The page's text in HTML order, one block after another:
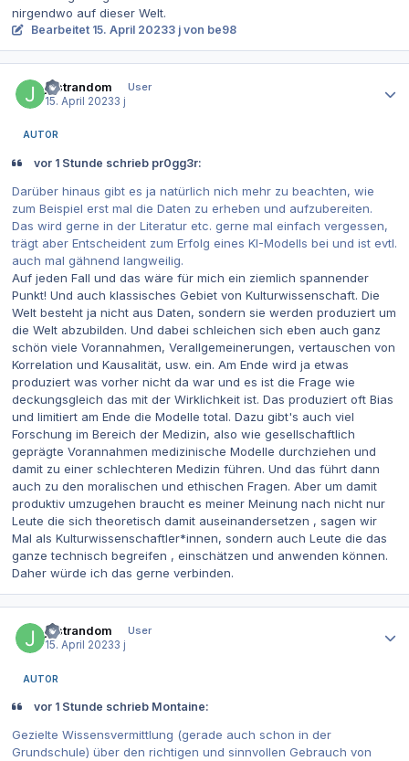
nirgendwo auf dieser Welt.
Bearbeitet 15. April 20233 j von be98
justrandom
User
15. April 20233 j
AUTOR
vor 1 Stunde schrieb pr0gg3r:
Darüber hinaus gibt es ja natürlich nich mehr zu beachten, wie
zum Beispiel erst mal die Daten zu erheben und aufzubereiten.
Das wird gerne in der Literatur etc. gerne mal einfach vergessen,
trägt aber Entscheident zum Erfolg eines KI-Modells bei und ist evtl.
auch mal gähnend langweilig.
Auf jeden Fall und das wäre für mich ein ziemlich spannender
Punkt! Und auch klassisches Gebiet von Kulturwissenschaft. Die
Welt besteht ja nicht aus Daten, sondern sie werden produziert um
die Welt abzubilden. Und dabei schleichen sich eben auch ganz
schön viele Vorannahmen, Verallgemeinerungen, vertauschen von
Korrelation und Kausalität, usw. ein. Am Ende wird ja etwas
produziert was vorher nicht da war und es ist die Frage wie
deckungsgleich das mit der Wirklichkeit ist. Das produziert oft Bias
und limitiert am Ende die Modelle total. Dazu gibt's auch viel
Forschung im Bereich der Medizin, also wie gesellschaftlich
geprägte Vorannahmen medizinische Modelle durchziehen und
damit zu einer schlechteren Medizin führen. Und das führt dann
auch zu den moralischen und ethischen Fragen. Aber um damit
produktiv umzugehen braucht es meiner Meinung nach nicht nur
Leute die sich theoretisch damit auseinandersetzen , sagen wir
Mal als Kulturwissenschaftler*innen, sondern auch Leute die das
ganze technisch begreifen , einschätzen und anwenden können.
Daher würde ich das gerne verbinden.
justrandom
User
15. April 20233 j
AUTOR
vor 1 Stunde schrieb Montaine:
Gezielte Wissensvermittlung (gerade auch schon in der
Grundschule) über den richtigen und sinnvollen Gebrauch von